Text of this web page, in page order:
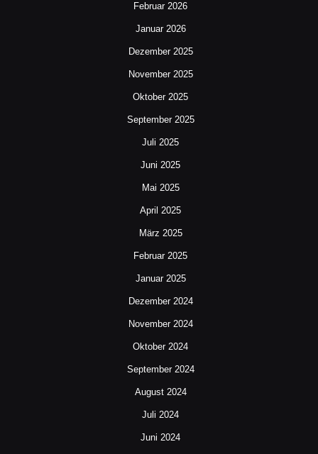
Februar 2026
Januar 2026
Dezember 2025
November 2025
Oktober 2025
September 2025
Juli 2025
Juni 2025
Mai 2025
April 2025
März 2025
Februar 2025
Januar 2025
Dezember 2024
November 2024
Oktober 2024
September 2024
August 2024
Juli 2024
Juni 2024